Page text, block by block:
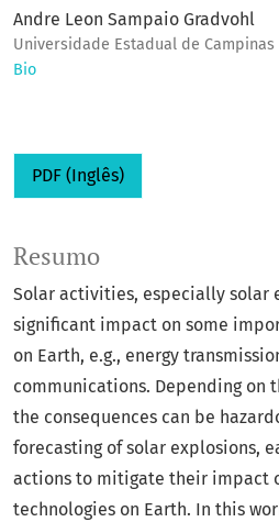
Andre Leon Sampaio Gradvohl
Universidade Estadual de Campinas
Bio
PDF (Inglês)
Resumo
Solar activities, especially solar
significant impact on some
on Earth, e.g., energy
communications. Depending on
the consequences can be
forecasting of solar explosions,
actions to mitigate their impact
technologies on Earth. In this